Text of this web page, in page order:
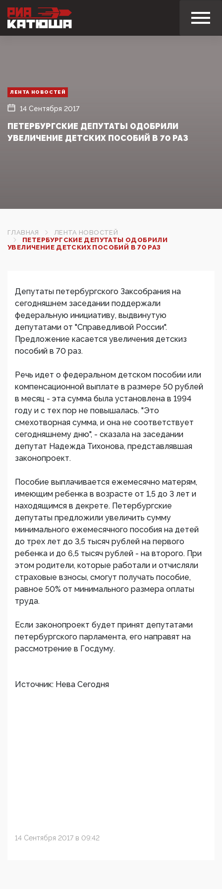
ЛЕНТА НОВОСТЕЙ
14 Сентября 2017
ПЕТЕРБУРГСКИЕ ДЕПУТАТЫ ОДОБРИЛИ
УВЕЛИЧЕНИЕ ДЕТСКИХ ПОСОБИЙ В 70 РАЗ‍
ГЛАВНАЯ
ЛЕНТА НОВОСТЕЙ
ПЕТЕРБУРГСКИЕ ДЕПУТАТЫ ОДОБРИЛИ
УВЕЛИЧЕНИЕ ДЕТСКИХ ПОСОБИЙ В 70 РАЗ‍
Депутаты петербургского Заксобрания на
сегодняшнем заседании поддержали
федеральную инициативу, выдвинутую
депутатами от "Справедливой России".
Предложение касается увеличения детскиз
пособий в 70 раз.
Речь идет о федеральном детском пособии или
компенсационной выплате в размере 50 рублей
в месяц - эта сумма была установлена в 1994
году и с тех пор не повышалась. "Это
смехотворная сумма, и она не соответствует
сегодняшнему дню", - сказала на заседании
депутат Надежда Тихонова, представлявшая
законопроект.
Пособие выплачивается ежемесячно матерям,
имеющим ребенка в возрасте от 1,5 до 3 лет и
находящимся в декрете. Петербургские
депутаты предложили увеличить сумму
минимального ежемесячного пособия на детей
до трех лет до 3,5 тысяч рублей на первого
ребенка и до 6,5 тысяч рублей - на второго. При
этом родители, которые работали и отчисляли
страховые взносы, смогут получать пособие,
равное 50% от минимального размера оплаты
труда.
Если законопроект будет принят депутатами
петербургского парламента, его направят на
рассмотрение в Госдуму.
Источник: Нева Сегодня
14 Сентября 2017 в 09:42